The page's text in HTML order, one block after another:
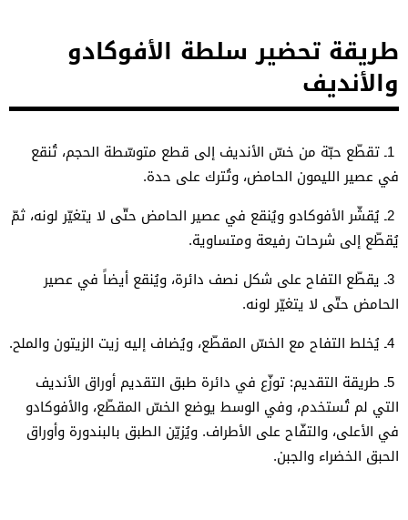
طريقة تحضير سلطة الأفوكادو
والأنديف
1ـ تقطّع حبّة من خسّ الأنديف إلى قطع متوسّطة الحجم، تُنقع
في عصير الليمون الحامض، وتُترك على حدة.
2ـ يُقشّر الأفوكادو ويُنقع في عصير الحامض حتّى لا يتغيّر لونه، ثمّ
يُقطّع إلى شرحات رفيعة ومتساوية.
3ـ يقطّع التفاح على شكل نصف دائرة، ويُنقع أيضاً في عصير
الحامض حتّى لا يتغيّر لونه.
4ـ يُخلط التفاح مع الخسّ المقطّع، ويُضاف إليه زيت الزيتون والملح.
5ـ طريقة التقديم: توزّع في دائرة طبق التقديم أوراق الأنديف
التي لم تُستخدم، وفي الوسط يوضع الخسّ المقطّع، والأفوكادو
في الأعلى، والتفّاح على الأطراف. ويُزيّن الطبق بالبندورة وأوراق
الحبق الخضراء والجبن.